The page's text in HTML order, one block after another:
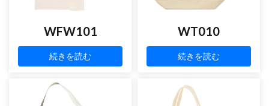
WFW101
続きを読む
WT010
続きを読む